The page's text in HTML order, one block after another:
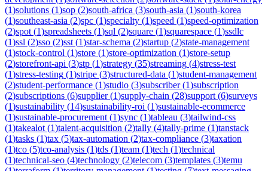
(1)solutions (1)sop (2)south-africa (3)south-asia (1)south-korea
(1)southeast-asia (2)spc (1)specialty (1)speed (1)speed-optimization
(2)spot (1)spreadsheets (1)sql (2)square (1)squarespace (1)ssdlc
(1)ssl (2)sso (2)sst (1)star-schema (2)startup (2)state-management
(1)stock-control (1)store (1)store-optimization (1)store-setup
(2)storefront-api (3)stp (1)strategy (35)streaming (4)stress-test
(1)stress-testing (1)stripe (3)structured-data (1)student-management
(2)student-performance (1)studio (3)subscriber(1)subscription
(2)subscriptions (6)supplier(1)supply-chain (28)support (6)surveys
(1)sustainability (14)sustainability-roi (1)sustainable-ecommerce
(1)sustainable-procurement (1)sync (1)tableau (3)tailwind-css
(1)takealot (1)talent-acquisition (2)tally (4)tally-prime (1)tanstack
(1)tasks (1)tax (5)tax-automation (2)tax-compliance (3)taxation
(1)tco (5)tco-analysis (1)tds (1)team (1)tech (1)technical
(1)technical-seo (4)technology (2)telecom (3)templates (3)temu